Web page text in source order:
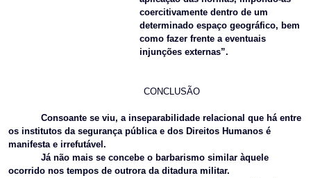
coercitivamente dentro de um
determinado espaço geográfico, bem
como fazer frente a eventuais
injunções externas”.
CONCLUSÃO
Consoante se viu, a inseparabilidade relacional que há entre
os institutos da segurança pública e dos Direitos Humanos é
manifesta e irrefutável.
Já não mais se concebe o barbarismo similar àquele
ocorrido nos tempos de outrora da ditadura militar.